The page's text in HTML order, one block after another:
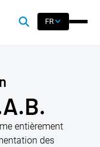
FR
entièrement
des